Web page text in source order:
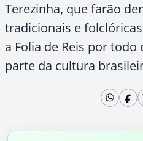
Terezinha, que farão
tradicionais e
a Folia de Reis por todo
parte da cultura